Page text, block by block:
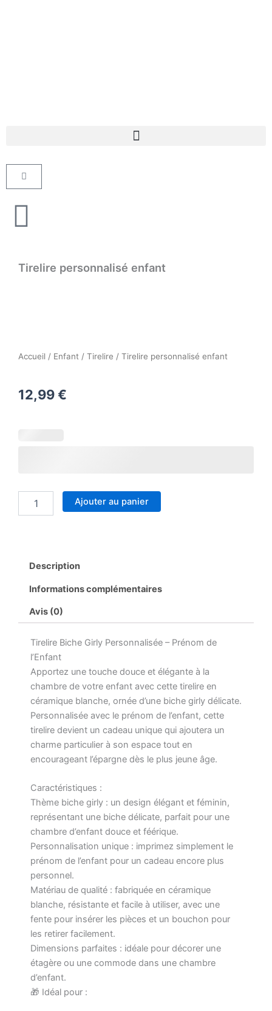
Panier
Tirelire personnalisé enfant
Accueil / Enfant / Tirelire / Tirelire personnalisé enfant
12,99€
Ajouter au panier
Description
Informations complémentaires
Avis (0)
Tirelire Biche Girly Personnalisée – Prénom de
l’Enfant
Apportez une touche douce et élégante à la
chambre de votre enfant avec cette tirelire en
céramique blanche, ornée d’une biche girly délicate.
Personnalisée avec le prénom de l’enfant, cette
tirelire devient un cadeau unique qui ajoutera un
charme particulier à son espace tout en
encourageant l’épargne dès le plus jeune âge.
Caractéristiques :
Thème biche girly : un design élégant et féminin,
représentant une biche délicate, parfait pour une
chambre d’enfant douce et féérique.
Personnalisation unique : imprimez simplement le
prénom de l’enfant pour un cadeau encore plus
personnel.
Matériau de qualité : fabriquée en céramique
blanche, résistante et facile à utiliser, avec une
fente pour insérer les pièces et un bouchon pour
les retirer facilement.
Dimensions parfaites : idéale pour décorer une
étagère ou une commode dans une chambre
d’enfant.
🎁 Idéal pour :